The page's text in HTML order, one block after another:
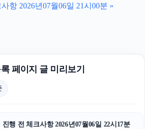
고양이보호소
항 2026년07월06일 21시00분 »
페이지 글 미리보기
행 전 체크사항 2026년07월06일 22시17분